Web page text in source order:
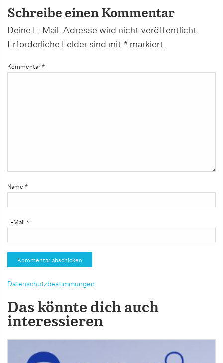
Schreibe einen Kommentar
Deine E-Mail-Adresse wird nicht veröffentlicht.
Erforderliche Felder sind mit * markiert.
Kommentar *
Name *
E-Mail *
Datenschutzbestimmungen
Das könnte dich auch
interessieren